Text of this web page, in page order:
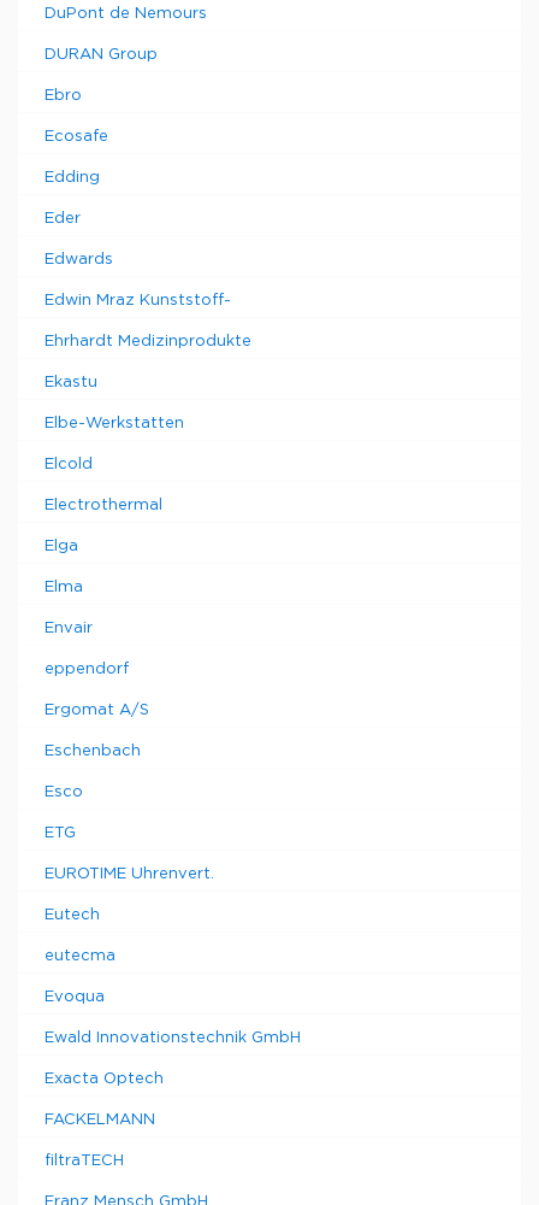
DuPont de Nemours
DURAN Group
Ebro
Ecosafe
Edding
Eder
Edwards
Edwin Mraz Kunststoff-
Ehrhardt Medizinprodukte
Ekastu
Elbe-Werkstatten
Elcold
Electrothermal
Elga
Elma
Envair
eppendorf
Ergomat A/S
Eschenbach
Esco
ETG
EUROTIME Uhrenvert.
Eutech
eutecma
Evoqua
Ewald Innovationstechnik GmbH
Exacta Optech
FACKELMANN
filtraTECH
Franz Mensch GmbH